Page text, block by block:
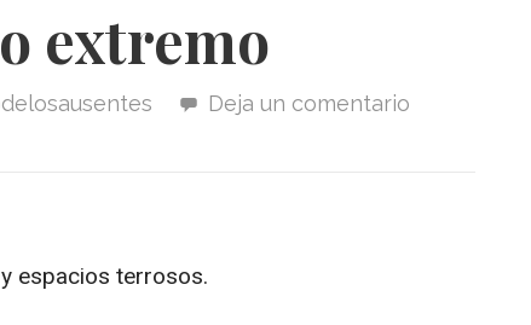
extremo
Deja un comentario
espacios terrosos.